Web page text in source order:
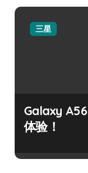
三星
Galaxy
体验！